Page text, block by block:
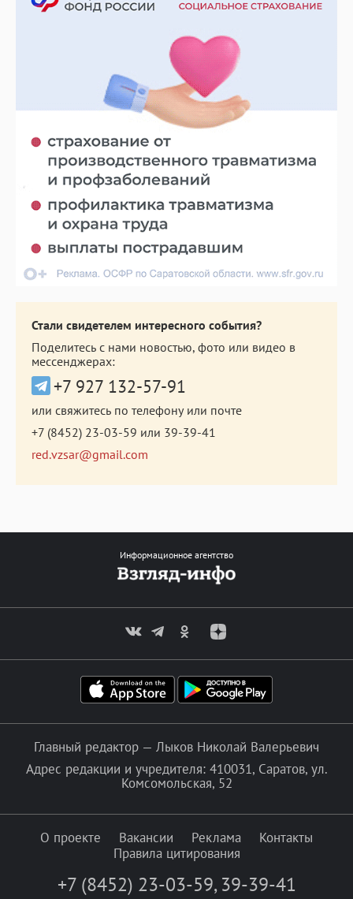
Стали свидетелем интересного события?
Поделитесь с нами новостью, фото или видео в
мессенджерах:
+7 927 132-57-91
или свяжитесь по телефону или почте
+7 (8452) 23-03-59 или 39-39-41
red.vzsar@gmail.com
Информационное агентство
Главный редактор — Лыков Николай Валерьевич
Адрес редакции и учредителя: 410031, Саратов, ул.
Комсомольская, 52
О проекте Вакансии Реклама
Контакты
Правила цитирования
+7 (8452) 23-03-59, 39-39-41